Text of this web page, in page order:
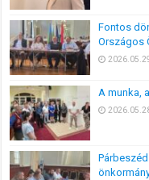
Fontos
Országos
A munka,